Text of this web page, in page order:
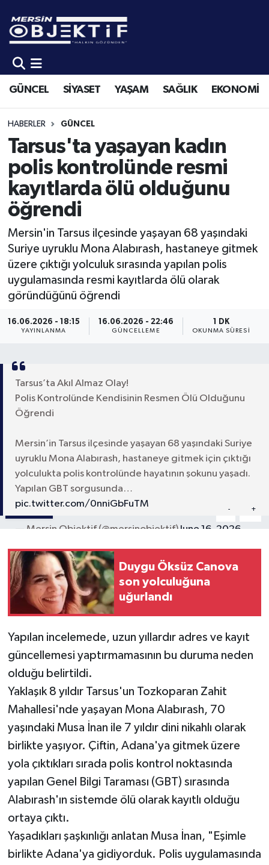
GÜNCEL SİYASET YAŞAM SAĞLIK EKONOMİ
HABERLER GÜNCEL
Tarsus'ta yaşayan kadın
polis kontrolünde resmi
kayıtlarda ölü olduğunu
öğrendi
Mersin'in Tarsus ilçesinde yaşayan 68 yaşındaki
Suriye uyruklu Mona Alabırash, hastaneye gitmek
üzere çıktığı yolculuk sırasında yapılan polis
uygulamasında resmi kayıtlarda ölü olarak
göründüğünü öğrendi
16.06.2026 - 18:15
YAYINLANMA
16.06.2026 - 22:46
GÜNCELLEME
1 DK
OKUNMA SÜRESI
Tarsus’ta Akıl Almaz Olay!
Polis Kontrolünde Kendisinin Resmen Ölü Olduğunu
Öğrendi
Mersin’in Tarsus ilçesinde yaşayan 68 yaşındaki Suriye
uyruklu Mona Alabırash, hastaneye gitmek için çıktığı
yolculukta polis kontrolünde hayatının şokunu yaşadı.
Yapılan GBT sorgusunda…
pic.twitter.com/0nniGbFuTM
— Mersin Objektif (@mersinobjektif) June 16, 2026
Paylaş - +
Duygu Öksüz Canova
son yolculuğuna
uğurlandı
Yapılan incelemede, uzun yıllardır adres ve kayıt
güncellemesi yaptırmamasının bu duruma neden
olduğu belirtildi.
Yaklaşık 8 yıldır Tarsus'un Tozkoparan Zahit
Mahallesi'nde yaşayan Mona Alabırash, 70
yaşındaki Musa İnan ile 7 yıldır dini nikahlı olarak
birlikte yaşıyor. Çiftin, Adana'ya gitmek üzere
yola çıktıkları sırada polis kontrol noktasında
yapılan Genel Bilgi Taraması (GBT) sırasında
Alabırash'ın sistemde ölü olarak kayıtlı olduğu
ortaya çıktı.
Yaşadıkları şaşkınlığı anlatan Musa İnan, "Eşimle
birlikte Adana'ya gidiyorduk. Polis uygulamasında
GÜNCEL
SİYASET
YAŞAM
SAĞLIK
EKONOMİ
SPOR
KÜLTÜR-SANAT
EĞİTİM
Mersin Hava Durumu
Mersin Trafik Yoğunluk Haritası
Süper Lig Puan Durumu ve Fikstür
Tüm Manşetler
Son Dakika Haberleri
Haber Arşivi